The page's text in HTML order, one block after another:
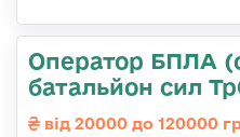
Оператор БПЛА
батальйон сил
від 20000 до 120000